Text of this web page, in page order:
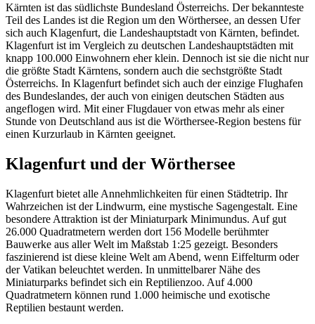
Kärnten ist das südlichste Bundesland Österreichs. Der bekannteste
Teil des Landes ist die Region um den Wörthersee, an dessen Ufer
sich auch Klagenfurt, die Landeshauptstadt von Kärnten, befindet.
Klagenfurt ist im Vergleich zu deutschen Landeshauptstädten mit
knapp 100.000 Einwohnern eher klein. Dennoch ist sie die nicht nur
die größte Stadt Kärntens, sondern auch die sechstgrößte Stadt
Österreichs. In Klagenfurt befindet sich auch der einzige Flughafen
des Bundeslandes, der auch von einigen deutschen Städten aus
angeflogen wird. Mit einer Flugdauer von etwas mehr als einer
Stunde von Deutschland aus ist die Wörthersee-Region bestens für
einen Kurzurlaub in Kärnten geeignet.
Klagenfurt und der Wörthersee
Klagenfurt bietet alle Annehmlichkeiten für einen Städtetrip. Ihr
Wahrzeichen ist der Lindwurm, eine mystische Sagengestalt. Eine
besondere Attraktion ist der Miniaturpark Minimundus. Auf gut
26.000 Quadratmetern werden dort 156 Modelle berühmter
Bauwerke aus aller Welt im Maßstab 1:25 gezeigt. Besonders
faszinierend ist diese kleine Welt am Abend, wenn Eiffelturm oder
der Vatikan beleuchtet werden. In unmittelbarer Nähe des
Miniaturparks befindet sich ein Reptilienzoo. Auf 4.000
Quadratmetern können rund 1.000 heimische und exotische
Reptilien bestaunt werden.